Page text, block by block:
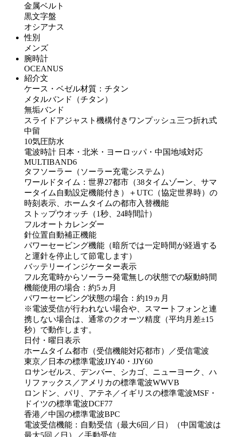
金属ベルト
黒文字盤
オシアナス
性別
メンズ
腕時計
OCEANUS
紹介文
ケース・ベゼル材質：チタン
メタルバンド（チタン）
無垢バンド
スライドアジャスト機構付きワンプッシュ三つ折れ式
中留
10気圧防水
電波時計 日本・北米・ヨーロッパ・中国地域対応
MULTIBAND6
タフソーラー（ソーラー充電システム）
ワールドタイム：世界27都市（38タイムゾーン、サマ
ータイム自動設定機能付き）＋UTC（協定世界時）の
時刻表示、ホームタイムの都市入替機能
ストップウオッチ（1秒、24時間計）
フルオートカレンダー
針位置自動補正機能
パワーセービング機能（暗所では一定時間が経過する
と運針を停止して節電します）
バッテリーインジケーター表示
フル充電時からソーラー発電無しの状態での駆動時間
機能使用の場合：約5ヵ月
パワーセービング状態の場合：約19ヵ月
※電波受信が行われない場合や、スマートフォンと連
携しない場合は、通常のクオーツ精度（平均月差±15
秒）で動作します。
日付・曜日表示
ホームタイム都市（受信機能対応都市）／受信電波
東京／日本の標準電波JJY40・JJY60
ロサンゼルス、デンバー、シカゴ、ニューヨーク、ハ
リファックス／アメリカの標準電波WWVB
ロンドン、パリ、アテネ／イギリスの標準電波MSF・
ドイツの標準電波DCF77
香港／中国の標準電波BPC
電波受信機能：自動受信（最大6回／日）（中国電波は
最大5回／日）／手動受信、